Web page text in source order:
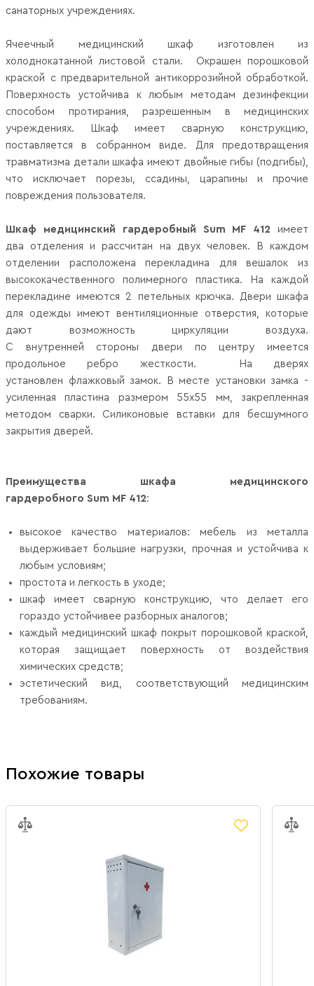
санаторных учреждениях.
Ячеечный медицинский шкаф изготовлен из
холоднокатанной листовой стали. Окрашен порошковой
краской с предварительной антикоррозийной обработкой.
Поверхность устойчива к любым методам дезинфекции
способом протирания, разрешенным в медицинских
учреждениях. Шкаф имеет сварную конструкцию,
поставляется в собранном виде. Для предотвращения
травматизма детали шкафа имеют двойные гибы (подгибы),
что исключает порезы, ссадины, царапины и прочие
повреждения пользователя.
Шкаф медицинский гардеробный Sum MF 412 имеет
два отделения и рассчитан на двух человек. В каждом
отделении расположена перекладина для вешалок из
высококачественного полимерного пластика. На каждой
перекладине имеются 2 петельных крючка. Двери шкафа
для одежды имеют вентиляционные отверстия, которые
дают возможность циркуляции воздуха.
С внутренней стороны двери по центру имеется
продольное ребро жесткости. На дверях
установлен флажковый замок. В месте установки замка -
усиленная пластина размером 55х55 мм, закрепленная
методом сварки. Силиконовые вставки для бесшумного
закрытия дверей.
Преимущества шкафа медицинского
гардеробного Sum MF 412:
высокое качество материалов: мебель из металла
выдерживает большие нагрузки, прочная и устойчива к
любым условиям;
простота и легкость в уходе;
шкаф имеет сварную конструкцию, что делает его
гораздо устойчивее разборных аналогов;
каждый медицинский шкаф покрыт порошковой краской,
которая защищает поверхность от воздействия
химических средств;
эстетический вид, соответствующий медицинским
требованиям.
Похожие товары